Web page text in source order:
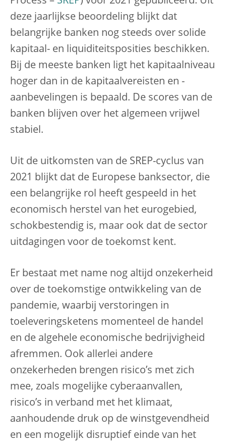
deze jaarlijkse beoordeling blijkt dat
belangrijke banken nog steeds over solide
kapitaal- en liquiditeitsposities beschikken.
Bij de meeste banken ligt het kapitaalniveau
hoger dan in de kapitaalvereisten en -
aanbevelingen is bepaald. De scores van de
banken blijven over het algemeen vrijwel
stabiel.
Uit de uitkomsten van de SREP-cyclus van
2021 blijkt dat de Europese banksector, die
een belangrijke rol heeft gespeeld in het
economisch herstel van het eurogebied,
schokbestendig is, maar ook dat de sector
uitdagingen voor de toekomst kent.
Er bestaat met name nog altijd onzekerheid
over de toekomstige ontwikkeling van de
pandemie, waarbij verstoringen in
toeleveringsketens momenteel de handel
en de algehele economische bedrijvigheid
afremmen. Ook allerlei andere
onzekerheden brengen risico’s met zich
mee, zoals mogelijke cyberaanvallen,
risico’s in verband met het klimaat,
aanhoudende druk op de winstgevendheid
en een mogelijk disruptief einde van het